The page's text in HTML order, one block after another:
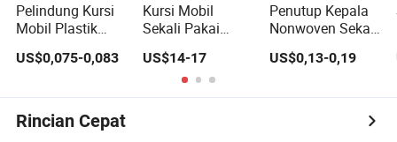
Pelindung Kursi
Mobil Plastik
Jernih Sekali
Pakai Tahan Air
US$0,075-0,083
Kursi Mobil
Sekali Pakai
Debu
Cover145cm*85cm
US$14-17
Penutup Kepala
Nonwoven Sekali
Pakai untuk Kursi
Mobil dan Kursi
US$0,13-0,19
Rincian Cepat